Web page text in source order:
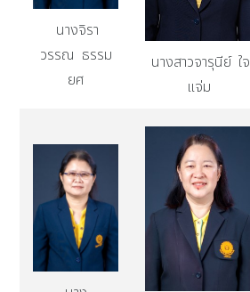
นางจิรา
วรรณ ธรรม
ยศ
นางสาวจารุนีย์ ใจ
แจ่ม